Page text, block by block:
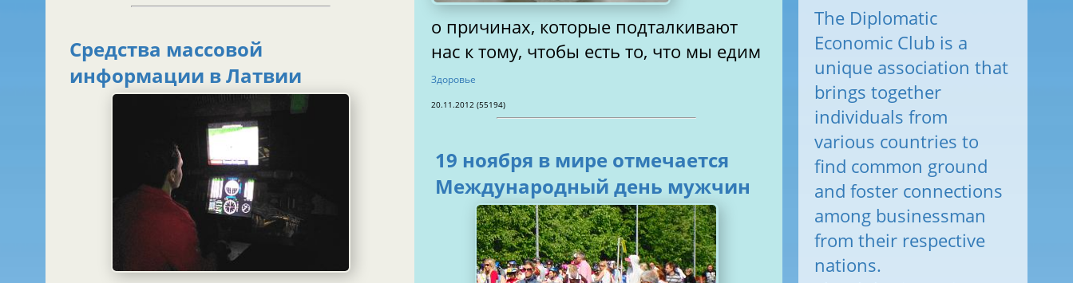
Средства массовой
информации в Латвии
о причинах, которые подталкивают
нас к тому, чтобы есть то, что мы едим
Здоровье
20.11.2012 (55194)
19 ноября в мире отмечается
Международный день мужчин
The Diplomatic
Economic Club is a
unique association that
brings together
individuals from
various countries to
find common ground
and foster connections
among businessman
from their respective
nations.